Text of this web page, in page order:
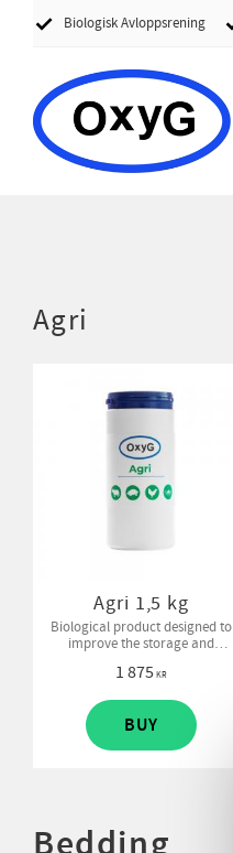
Biologisk Avloppsrening
Agri
Agri 1,5 kg
Biological product designed to
improve the storage and
1 875 KR
BUY